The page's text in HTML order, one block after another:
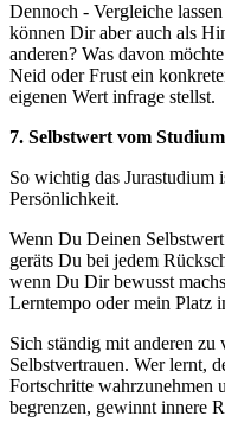
Dennoch - Vergleiche
können Dir aber auch als
anderen? Was davon
Neid oder Frust ein
eigenen Wert infrage stellst.
7. Selbstwert vom
So wichtig das Jurastudium
Persönlichkeit.
Wenn Du Deinen
geräts Du bei jedem
wenn Du Dir bewusst
Lerntempo oder mein Platz
Sich ständig mit anderen
Selbstvertrauen. Wer lernt,
Fortschritte wahrzunehmen
begrenzen, gewinnt innere